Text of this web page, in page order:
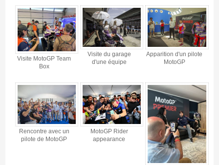
Visite MotoGP Team
Box
Visite du garage
d'une équipe
Apparition d'un pilote
MotoGP
Rencontre avec un
pilote de MotoGP
MotoGP Rider
appearance